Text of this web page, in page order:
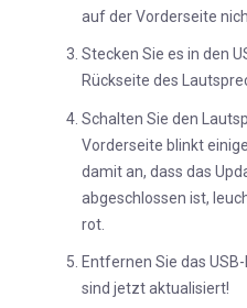
auf der Vorderseite
Stecken Sie es in den
Rückseite des
Schalten Sie den
Vorderseite blinkt
damit an, dass das
abgeschlossen ist,
rot.
Entfernen Sie das
sind jetzt aktualisiert!